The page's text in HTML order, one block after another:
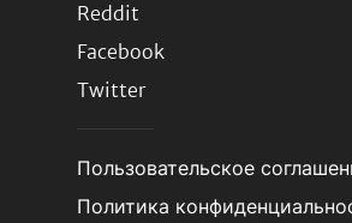
Reddit
Facebook
Twitter
Пользовательское
Политика